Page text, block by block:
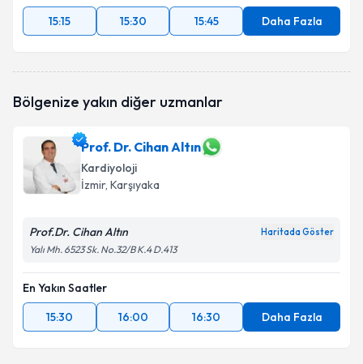
15:15
15:30 15:45 Daha Fazla
Bölgenize yakın diğer uzmanlar
Prof. Dr. Cihan Altın
Kardiyoloji
İzmir, Karşıyaka
Prof.Dr. Cihan Altın Haritada Göster
Yalı Mh. 6523 Sk. No.32/B K.4 D.413
En Yakın Saatler
15:30
16:00 16:30 Daha Fazla